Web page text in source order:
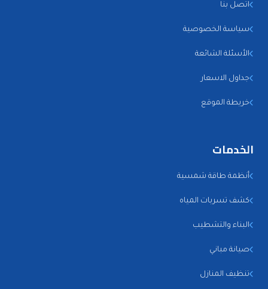
اتصل بنا
سياسة الخصوصية
الأسئلة الشائعة
جداول الاسعار
خريطة الموقع
الخدمات
أنظمة طاقة شمسية
كشف تسربات المياه
البناء والتشطيب
صيانة مباني
تنظيف المنازل